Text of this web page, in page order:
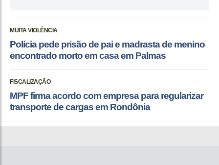
MUITA VIOLÊNCIA
Polícia pede prisão de pai e madrasta de menino
encontrado morto em casa em Palmas
FISCALIZAÇÃO
MPF firma acordo com empresa para regularizar
transporte de cargas em Rondônia